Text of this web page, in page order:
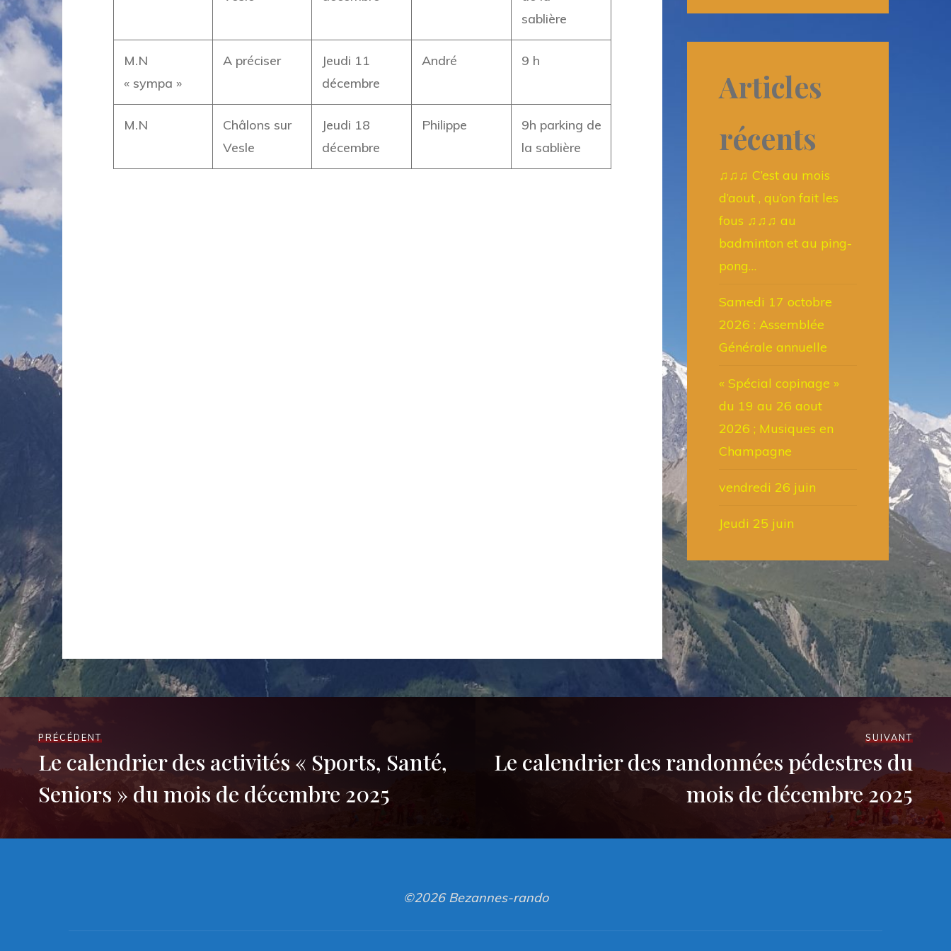
sablière
M.N
« sympa »
A préciser
Jeudi 11
décembre
André 9 h
M.N
Châlons sur
Vesle
Jeudi 18
décembre
Philippe
9h parking de
la sablière
Articles
récents
♫♫♫ C’est au mois
d’aout , qu’on fait les
fous ♫♫♫ au
badminton et au ping-
pong…
Samedi 17 octobre
2026 : Assemblée
Générale annuelle
« Spécial copinage »
du 19 au 26 aout
2026 ; Musiques en
Champagne
vendredi 26 juin
Jeudi 25 juin
PRÉCÉDENT
Le calendrier des activités « Sports, Santé,
Seniors » du mois de décembre 2025
SUIVANT
Le calendrier des randonnées pédestres du
mois de décembre 2025
©2026 Bezannes-rando